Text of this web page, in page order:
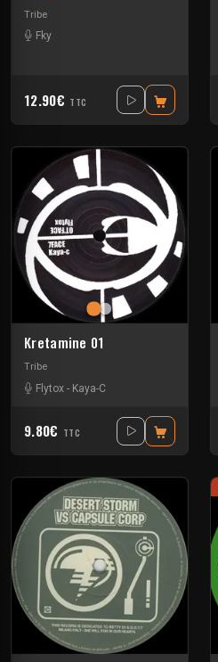
Tribe
Fky
12.90€ TTC
Kretamine 01
Tribe
Flytox - Kaya-C
9.80€ TTC